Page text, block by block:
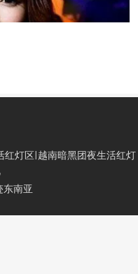
红灯区|越南暗黑团夜生活红灯
东南亚